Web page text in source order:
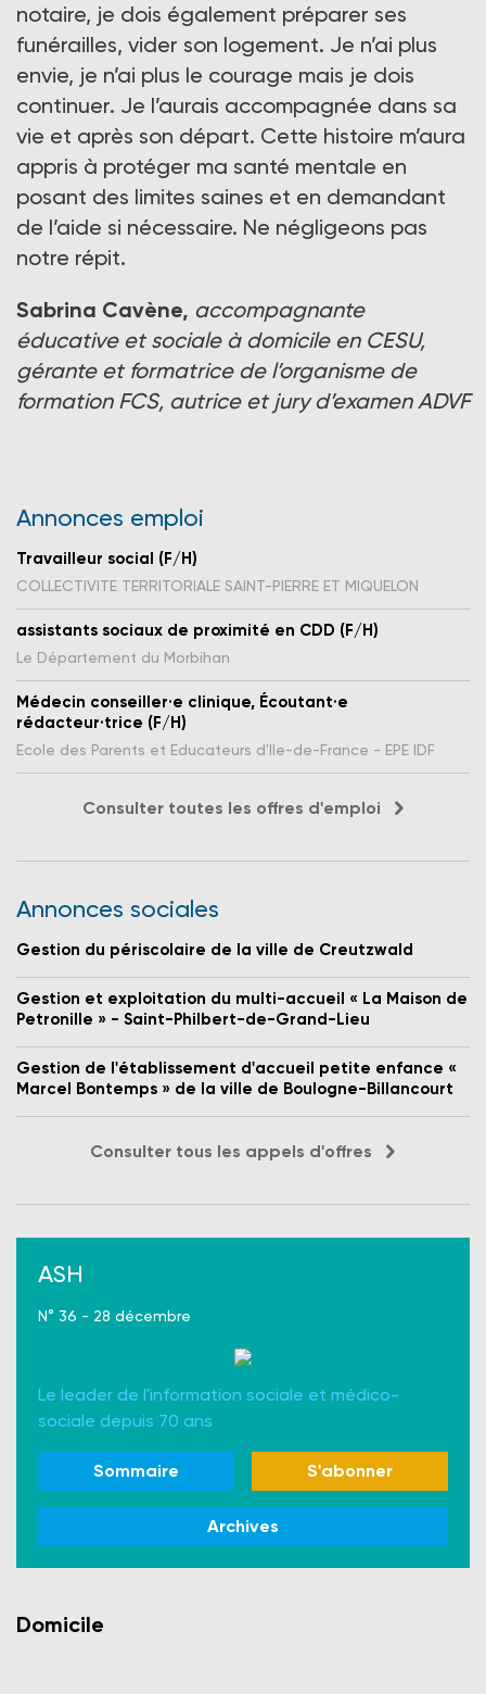
notaire, je dois également préparer ses
funérailles, vider son logement. Je n’ai plus
envie, je n’ai plus le courage mais je dois
continuer. Je l’aurais accompagnée dans sa
vie et après son départ. Cette histoire m’aura
appris à protéger ma santé mentale en
posant des limites saines et en demandant
de l’aide si nécessaire. Ne négligeons pas
notre répit.
Sabrina Cavène, accompagnante
éducative et sociale à domicile en CESU,
gérante et formatrice de l’organisme de
formation FCS, autrice et jury d’examen ADVF
Annonces emploi
Travailleur social (F/H)
COLLECTIVITE TERRITORIALE SAINT-PIERRE ET MIQUELON
assistants sociaux de proximité en CDD (F/H)
Le Département du Morbihan
Médecin conseiller·e clinique, Écoutant·e
rédacteur·trice (F/H)
Ecole des Parents et Educateurs d'Ile-de-France - EPE IDF
Consulter toutes les offres d'emploi
Annonces sociales
Gestion du périscolaire de la ville de Creutzwald
Gestion et exploitation du multi-accueil « La Maison de
Petronille » - Saint-Philbert-de-Grand-Lieu
Gestion de l'établissement d'accueil petite enfance «
Marcel Bontemps » de la ville de Boulogne-Billancourt
Consulter tous les appels d'offres
ASH
N° 36 - 28 décembre
Le leader de l'information sociale et médico-
sociale depuis 70 ans
Sommaire S'abonner
Archives
Domicile